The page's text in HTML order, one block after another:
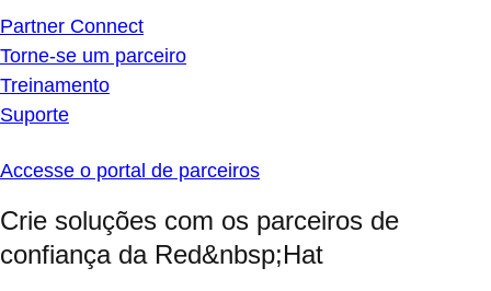
Partner Connect
Torne-se um parceiro
Treinamento
Suporte
Accesse o portal de parceiros
Crie soluções com os parceiros de
confiança da Red&nbsp;Hat